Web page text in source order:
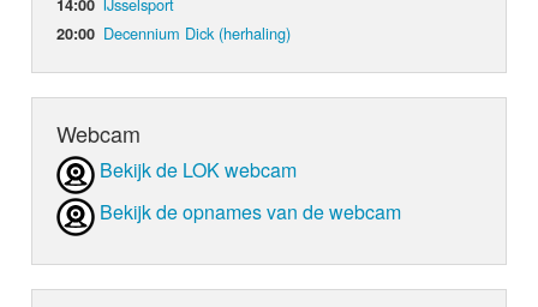
Info
14:00
20:00 Decennium Dick (herhaling)
Webcam
Bekijk de LOK webcam
Bekijk de opnames van de webcam